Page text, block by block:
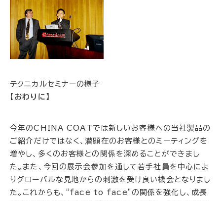
テクニカルセミナーの様子
【おわりに】
今年のCHINA COATでは新しいお客様への当社製品の
ご紹介だけではなく、潜顕在のお客様とのミーティングを
増やし、多くのお客様との関係を深めることができまし
た。また、今回の展示会参加を通して若手社員を中心によ
りグローバルな見地からの刺激を受け良い機会となりまし
た。これからも、“face to face”の関係を強化し、成長